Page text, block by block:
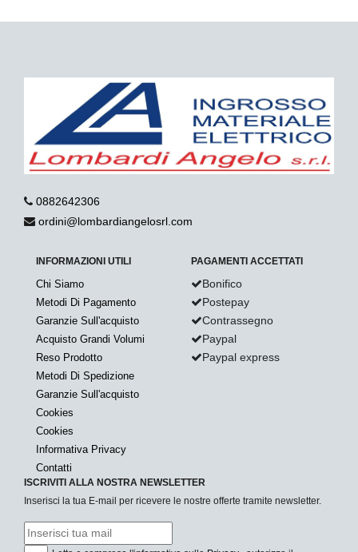
0882642306
ordini@lombardiangelosrl.com
INFORMAZIONI UTILI
Chi Siamo
Metodi Di Pagamento
Garanzie Sull'acquisto
Acquisto Grandi Volumi
Reso Prodotto
Metodi Di Spedizione
Garanzie Sull'acquisto
Cookies
Cookies
Informativa Privacy
Contatti
PAGAMENTI ACCETTATI
Bonifico
Postepay
Contrassegno
Paypal
Paypal express
ISCRIVITI ALLA NOSTRA NEWSLETTER
Inserisci la tua E-mail per ricevere le nostre offerte tramite newsletter.